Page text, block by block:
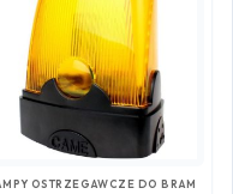
OSTRZEGAWCZE DO BRAM